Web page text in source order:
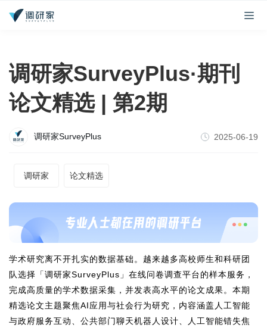
​调研家SurveyPlus·期刊
论文精选 | 第2期
调研家SurveyPlus 2025-06-19
调研家 论文精选
学术研究离不开扎实的数据基础。越来越多高校师生和科研团
队选择「调研家SurveyPlus」在线问卷调查平台的样本服务，
完成高质量的学术数据采集，并发表高水平的论文成果。本期
精选论文主题聚焦AI应用与社会行为研究，内容涵盖人工智能
与政府服务互动、公共部门聊天机器人设计、人工智能错失焦